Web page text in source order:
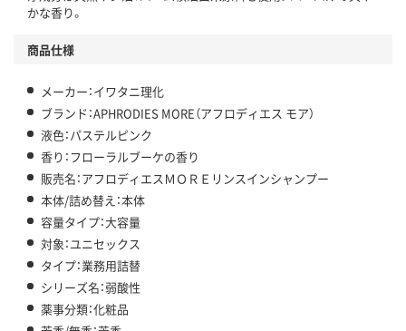
かな香り。
商品仕様
メーカー：イワタニ理化
ブランド：APHRODIES MORE（アフロディエス モア）
液色：パステルピンク
香り：フローラルブーケの香り
販売名：アフロディエスＭＯＲＥリンスインシャンプー
本体/詰め替え：本体
容量タイプ：大容量
対象：ユニセックス
タイプ：業務用詰替
シリーズ名：弱酸性
薬事分類：化粧品